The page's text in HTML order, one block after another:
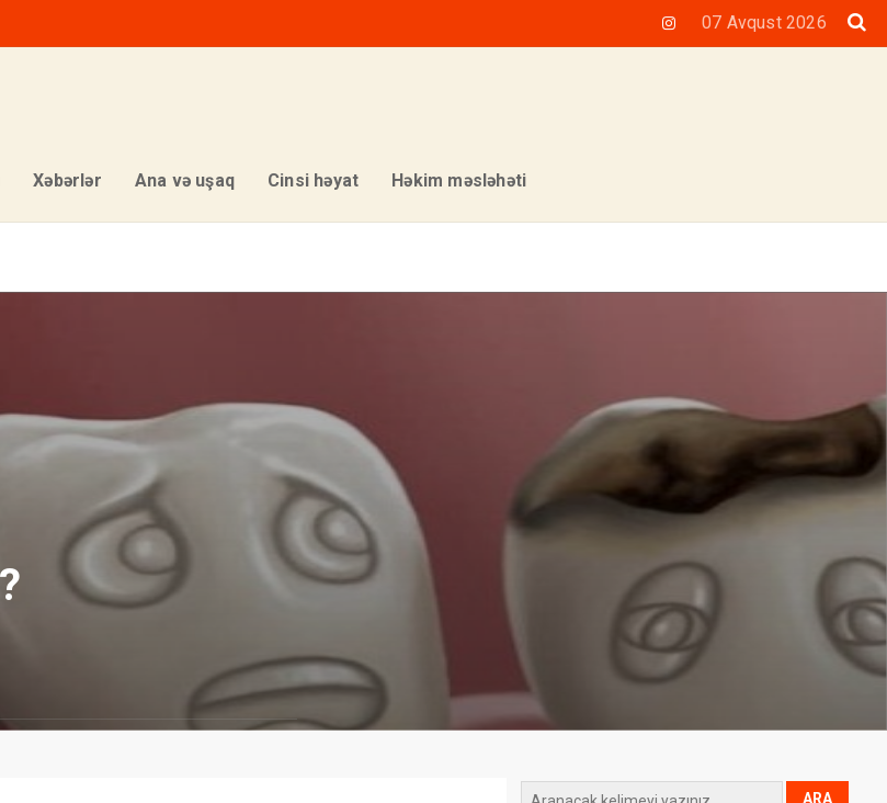
07 Avqust 2026
Xəbərlər Ana və uşaq Cinsi həyat Həkim məsləhəti